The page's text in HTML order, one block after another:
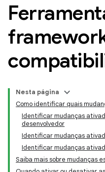
Nesta página
Como identificar quais
Identificar mudanças
desenvolvedor
Identificar mudanças
Identificar mudanças
Saiba mais sobre mudanças